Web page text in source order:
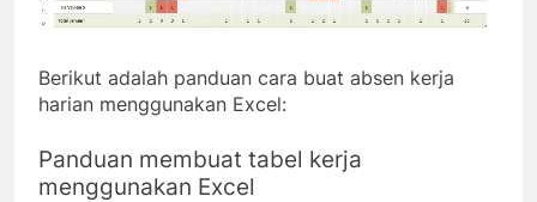
Berikut adalah panduan cara buat absen kerja
harian menggunakan Excel:
Panduan membuat tabel kerja
menggunakan Excel